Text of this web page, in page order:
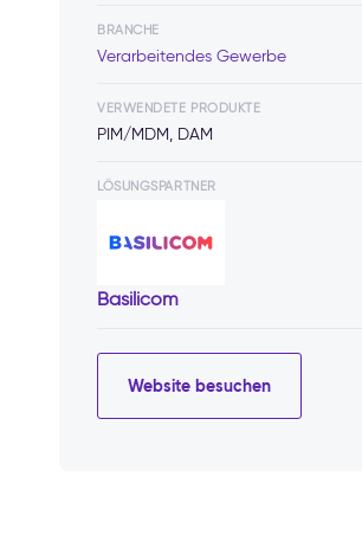
BRANCHE
Verarbeitendes Gewerbe
VERWENDETE PRODUKTE
PIM/MDM, DAM
LÖSUNGSPARTNER
Basilicom
Website besuchen